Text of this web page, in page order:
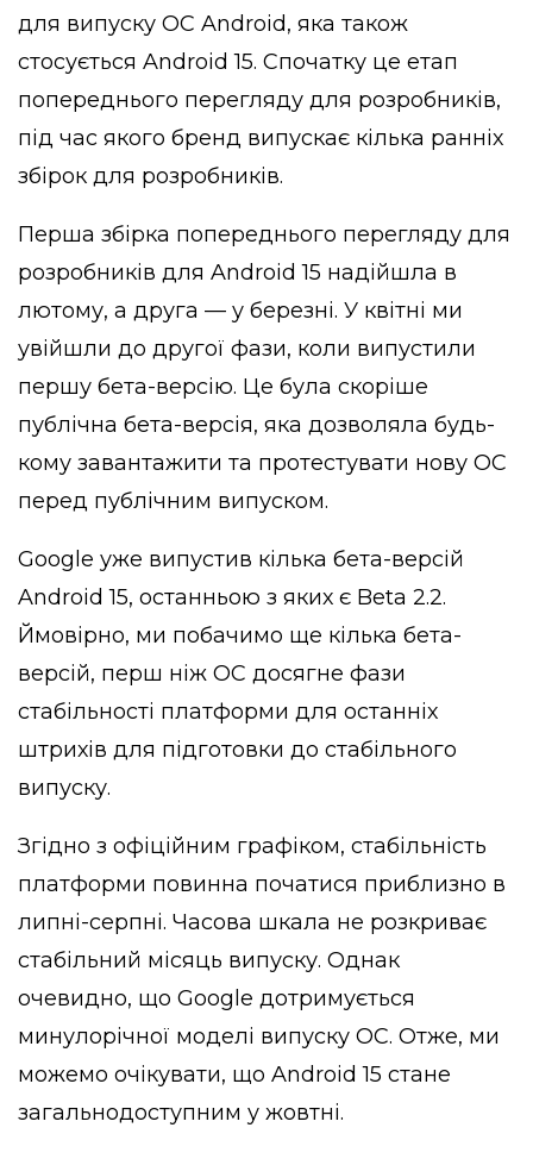
для випуску ОС Android, яка також
стосується Android 15. Спочатку це етап
попереднього перегляду для розробників,
під час якого бренд випускає кілька ранніх
збірок для розробників.
Перша збірка попереднього перегляду для
розробників для Android 15 надійшла в
лютому, а друга — у березні. У квітні ми
увійшли до другої фази, коли випустили
першу бета-версію. Це була скоріше
публічна бета-версія, яка дозволяла будь-
кому завантажити та протестувати нову ОС
перед публічним випуском.
Google уже випустив кілька бета-версій
Android 15, останньою з яких є Beta 2.2.
Ймовірно, ми побачимо ще кілька бета-
версій, перш ніж ОС досягне фази
стабільності платформи для останніх
штрихів для підготовки до стабільного
випуску.
Згідно з офіційним графіком, стабільність
платформи повинна початися приблизно в
липні-серпні. Часова шкала не розкриває
стабільний місяць випуску. Однак
очевидно, що Google дотримується
минулорічної моделі випуску ОС. Отже, ми
можемо очікувати, що Android 15 стане
загальнодоступним у жовтні.